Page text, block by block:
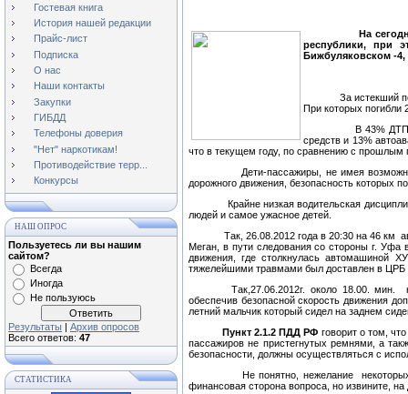
Гостевая книга
История нашей редакции
Прайс-лист
Подписка
О нас
Наши контакты
Закупки
ГИБДД
Телефоны доверия
"Нет" наркотикам!
Противодействие терр...
Конкурсы
НАШ ОПРОС
Пользуетесь ли вы нашим
сайтом?
Всегда
Иногда
Не пользуюсь
Результаты | Архив опросов
Всего ответов: 47
СТАТИСТИКА
На
республики, при
Бижбуляковском -4,
За истекший
При которых погибли
В 43% ДТП
средств и 13%
что в текущем году, по сравнению с прошлым
Дети-пассажиры, не имея
дорожного движения, безопасность которых
Крайне низкая водительская
людей и самое ужасное детей.
Так, 26.08.2012 года в 20:30 на 46 км
Меган, в пути следования со стороны г. Уфа
движения, где столкнулась автомашиной
тяжелейшими травмами был доставлен в ЦРБ
Так,27.06.2012г. около 18.00. мин.
обеспечив безопасной скорость движения
летний мальчик который сидел на заднем
Пункт 2.1.2 ПДД РФ говорит о том,
пассажиров не пристегнутых ремнями, а
безопасности, должны осуществляться с
Не понятно, нежелание
финансовая сторона вопроса, но извините,